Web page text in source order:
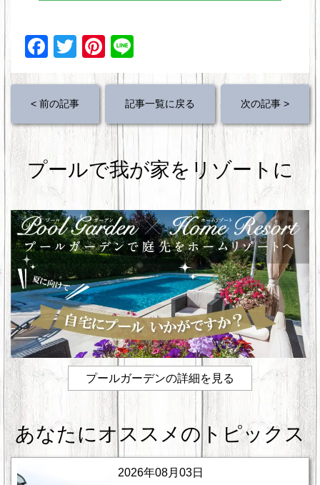
F
c
e
b
o
o
k
T
wi
tt
er
Pi
nt
er
e
st
n
e
< 前の記事 記事一覧に戻る 次の記事 >
プールで我が家をリゾートに
プールガーデンの詳細を見る
あなたにオススメのトピックス
2026年08月03日